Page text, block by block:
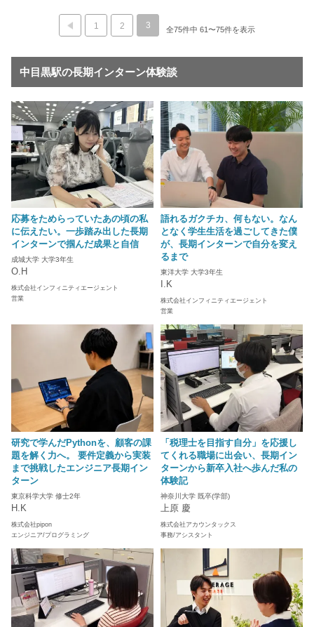
1 2 3 全75件中 61〜75件を表示
中目黒駅の長期インターン体験談
応募をためらっていたあの頃の私
に伝えたい。一歩踏み出した長期
インターンで掴んだ成果と自信
成城大学 大学3年生
O.H
株式会社インフィニティエージェント
営業
語れるガクチカ、何もない。なん
となく学生生活を過ごしてきた僕
が、長期インターンで自分を変え
るまで
東洋大学 大学3年生
I.K
株式会社インフィニティエージェント
営業
研究で学んだPythonを、顧客の課
題を解く力へ。 要件定義から実装
まで挑戦したエンジニア長期イン
ターン
東京科学大学 修士2年
H.K
株式会社pipon
エンジニア/プログラミング
「税理士を目指す自分」を応援し
てくれる職場に出会い、長期イン
ターンから新卒入社へ歩んだ私の
体験記
神奈川大学 既卒(学部)
上原 慶
株式会社アカウンタックス
事務/アシスタント